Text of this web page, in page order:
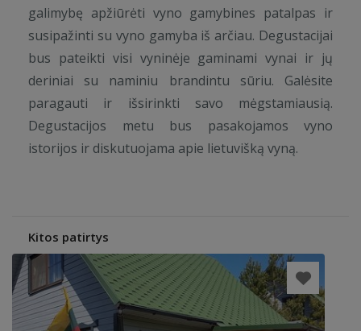
galimybę apžiūrėti vyno gamybines patalpas ir
susipažinti su vyno gamyba iš arčiau. Degustacijai
bus pateikti visi vyninėje gaminami vynai ir jų
deriniai su naminiu brandintu sūriu. Galėsite
paragauti ir išsirinkti savo mėgstamiausią.
Degustacijos metu bus pasakojamos vyno
istorijos ir diskutuojama apie lietuvišką vyną.
Kitos patirtys